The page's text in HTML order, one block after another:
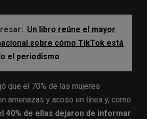
Un libro reúne el mayor
sobre cómo TikTok está
el periodismo
que el 70% de las mujeres
amenazas y acoso en línea y, como
40% de ellas dejaron de informar